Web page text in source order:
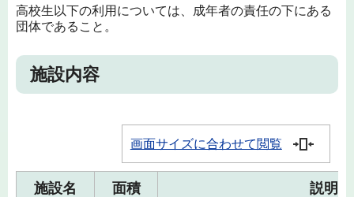
高校生以下の利用については、成年者の責任の下にある
団体であること。
施設内容
画面サイズに合わせて閲覧
施設名 面積 説明